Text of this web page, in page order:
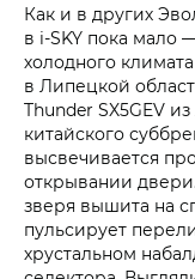
Как и в других
в i‑SKY пока мало
холодного
в Липецкой
Thunder SX5GEV
китайского
высвечивается
открывании
зверя вышита на
пульсирует
хрустальном